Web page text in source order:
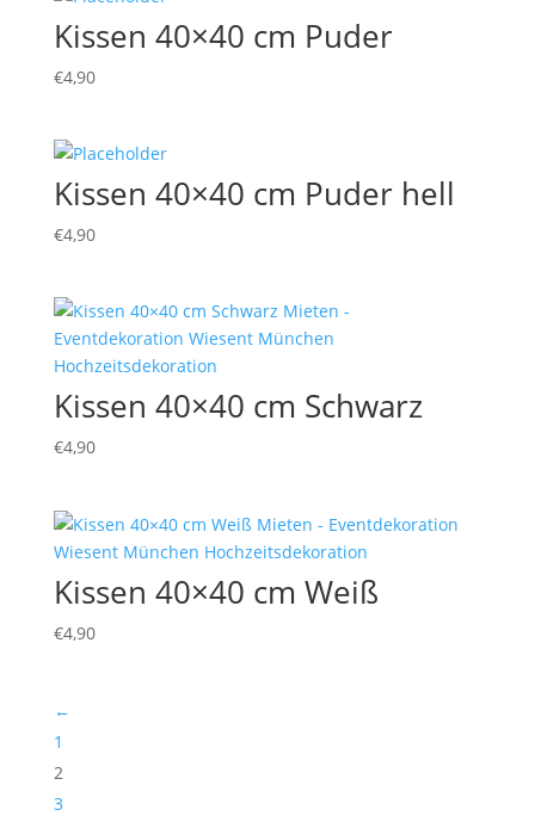
Kissen 40×40 cm Puder
€4,90
Kissen 40×40 cm Puder hell
€4,90
Kissen 40×40 cm Schwarz
€4,90
Kissen 40×40 cm Weiß
€4,90
←
1
2
3